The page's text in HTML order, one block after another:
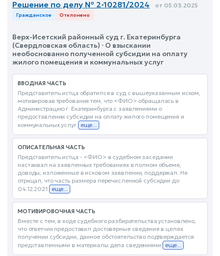
Решение по делу № 2-10281/2024 от 05.03.2025
Гражданское Отклонено
Верх-Исетский районный суд г. Екатеринбурга
(Свердловская область) · О взыскании
необоснованно полученной субсидии на оплату
жилого помещения и коммунальных услуг
ВВОДНАЯ ЧАСТЬ
Представитель истца обратился в суд с вышеуказанным иском,
мотивировав требования тем, что <ФИО> обращалась в
Администрацию г. Екатеринбурга с заявлениями о
предоставлении субсидии на оплату жилого помещения и
коммунальных услуг еще...
ОПИСАТЕЛЬНАЯ ЧАСТЬ
Представитель истца - <ФИО> в судебном заседании
настаивал на заявленных требованиях в полном объеме,
доводы, изложенные в исковом заявлении, поддержал. Не
отрицал, что часть размера перечисленной субсидии до
04.12.2021
еще...
МОТИВИРОВОЧНАЯ ЧАСТЬ
Вместе с тем, в ходе судебного разбирательства установлено,
что ответчик предоставил достоверные сведения в целях
получении субсидии, данное обстоятельство подтверждается
представленными в материалы дела сведениями
еще...